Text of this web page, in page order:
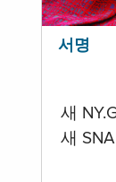
서명
새
새